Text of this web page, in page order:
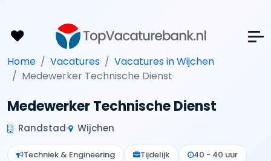
Home Vacatures
Vacatures in Wijchen
Medewerker Technische Dienst
Medewerker Technische Dienst
Randstad Wijchen
Techniek & Engineering Tijdelijk 40 - 40 uur